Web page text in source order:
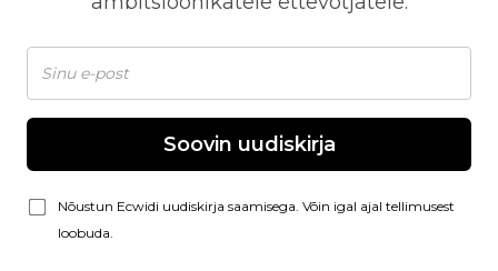
Soovin uudiskirja
Nõustun Ecwidi uudiskirja saamisega. Võin igal ajal tellimusest
loobuda.